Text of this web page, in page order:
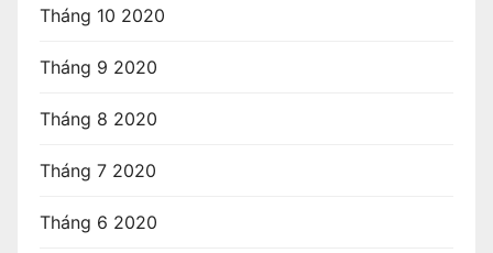
Tháng 10 2020
Tháng 9 2020
Tháng 8 2020
Tháng 7 2020
Tháng 6 2020